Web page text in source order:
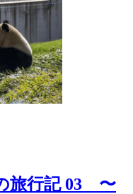
旅行記 03 〜